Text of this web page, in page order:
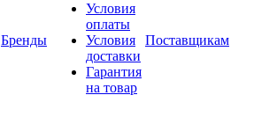
Бренды
Условия
оплаты
Условия
доставки
Гарантия
на товар
Поставщикам